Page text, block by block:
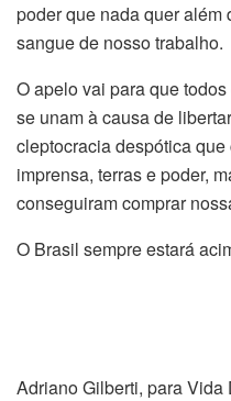
poder que nada quer além
sangue de nosso trabalho.
O apelo vai para que
se unam à causa de
cleptocracia despótica
imprensa, terras e poder,
conseguiram comprar
O Brasil sempre estará
Adriano Gilberti, para